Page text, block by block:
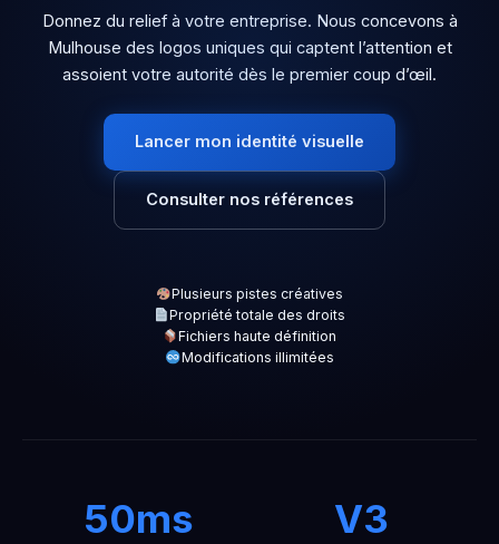
Donnez du relief à votre entreprise. Nous concevons à
Mulhouse des logos uniques qui captent l’attention et
assoient votre autorité dès le premier coup d’œil.
Lancer mon identité visuelle
Consulter nos références
Plusieurs pistes créatives
Propriété totale des droits
Fichiers haute définition
Modifications illimitées
50ms V3